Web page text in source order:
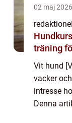
02 maj 2026
redaktionel
Hundkurs i
träning
Vit hund
vacker
intresse
Denna